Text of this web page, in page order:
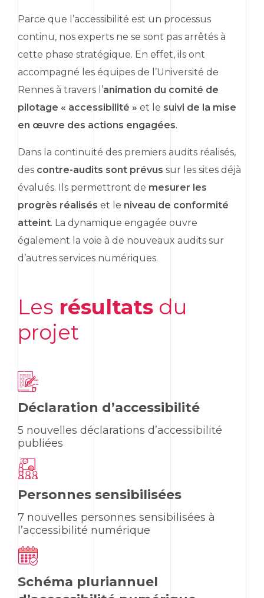
Parce que l’accessibilité est un processus
continu, nos experts ne se sont pas arrêtés à
cette phase stratégique. En effet, ils ont
accompagné les équipes de l’Université de
Rennes à travers l’animation du comité de
pilotage « accessibilité » et le suivi de la mise
en œuvre des actions engagées.
Dans la continuité des premiers audits réalisés,
des contre-audits sont prévus sur les sites déjà
évalués. Ils permettront de mesurer les
progrès réalisés et le niveau de conformité
atteint. La dynamique engagée ouvre
également la voie à de nouveaux audits sur
d’autres services numériques.
Les résultats du
projet
Déclaration d’accessibilité
5 nouvelles déclarations d’accessibilité
publiées
Personnes sensibilisées
7 nouvelles personnes sensibilisées à
l’accessibilité numérique
Schéma pluriannuel